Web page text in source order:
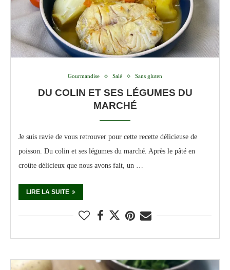
Gourmandise Salé Sans gluten
DU COLIN ET SES LÉGUMES DU
MARCHÉ
Je suis ravie de vous retrouver pour cette recette délicieuse de
poisson. Du colin et ses légumes du marché. Après le pâté en
croûte délicieux que nous avons fait, un …
LIRE LA SUITE